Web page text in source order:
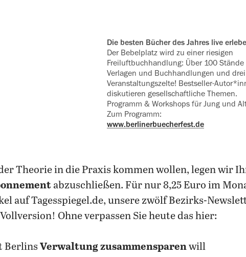
Die besten Bücher des Jahres live
Der Bebelplatz wird zu einer riesigen
Freiluftbuchhandlung: Über 100
Verlagen und Buchhandlungen und drei
Veranstaltungszelte! Bestseller-
‍diskutieren gesellschaftliche Themen.
Programm & Workshops für Jung und
Zum Programm:
www.berlinerbuecherfest.de
Theorie in die Praxis kommen wollen, legen wir
abzuschließen. Für nur 8,25 Euro im
auf Tagesspiegel.de, unsere zwölf Bezirks-
Ohne verpassen Sie heute das hier:
BerlinsVerwaltung zusammensparenwill